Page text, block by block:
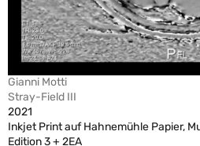
Gianni Motti
Stray-Field III
2021
Inkjet Print auf Hahnemühle Papier,
Edition 3 + 2EA